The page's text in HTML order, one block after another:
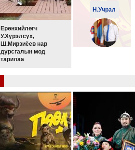
Ерөнхийлөгч
У.Хүрэлсүх,
Ш.Мирзиёев нар
дурсгалын мод
тарилаа
Н.Учрал